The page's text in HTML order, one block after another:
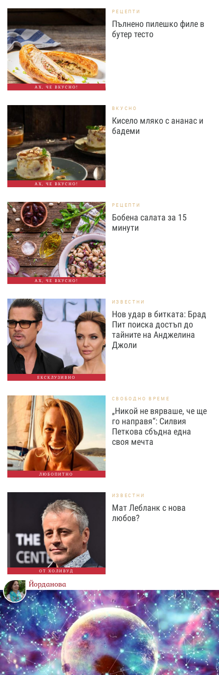
АХ, ЧЕ ВКУСНО!
РЕЦЕПТИ
Пълнено пилешко филе в
бутер тесто
АХ, ЧЕ ВКУСНО!
ВКУСНО
Кисело мляко с ананас и
бадеми
АХ, ЧЕ ВКУСНО!
РЕЦЕПТИ
Бобена салата за 15
минути
ЕКСКЛУЗИВНО
ИЗВЕСТНИ
Нов удар в битката: Брад
Пит поиска достъп до
тайните на Анджелина
Джоли
ЛЮБОПИТНО
СВОБОДНО ВРЕМЕ
„Никой не вярваше, че ще
го направя“: Силвия
Петкова сбъдна една
своя мечта
ОТ ХОЛИВУД
ИЗВЕСТНИ
Мат Лебланк с нова
любов?
Йорданова